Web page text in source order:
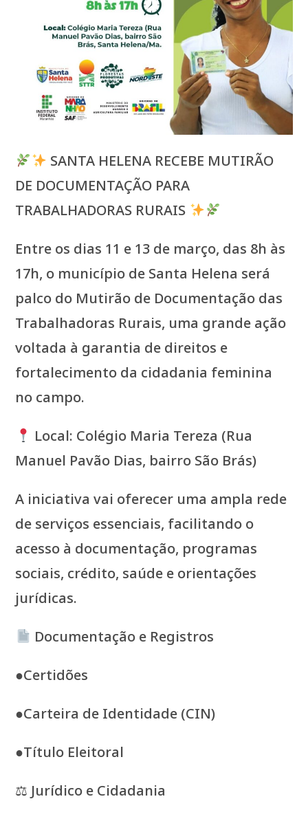
SANTA HELENA RECEBE MUTIRÃO
DE DOCUMENTAÇÃO PARA
TRABALHADORAS RURAIS
Entre os dias 11 e 13 de março, das 8h às
17h, o município de Santa Helena será
palco do Mutirão de Documentação das
Trabalhadoras Rurais, uma grande ação
voltada à garantia de direitos e
fortalecimento da cidadania feminina
no campo.
Local: Colégio Maria Tereza (Rua
Manuel Pavão Dias, bairro São Brás)
A iniciativa vai oferecer uma ampla rede
de serviços essenciais, facilitando o
acesso à documentação, programas
sociais, crédito, saúde e orientações
jurídicas.
Documentação e Registros
●Certidões
●Carteira de Identidade (CIN)
●Título Eleitoral
⚖ Jurídico e Cidadania